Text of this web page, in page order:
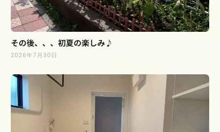
その後、、、初夏の楽しみ♪
2026年7月30日